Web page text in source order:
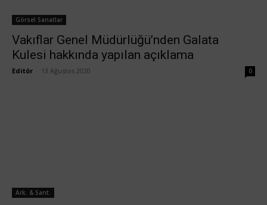
Görsel Sanatlar
Vakıflar Genel Müdürlüğü’nden Galata
Kulesi hakkında yapılan açıklama
Editör 13 Ağustos 2020 0
Ark. & Sant.